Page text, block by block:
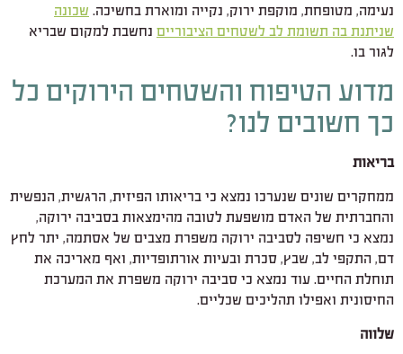
נעימה, מטופחת, מוקפת ירוק, נקייה ומוארת בחשיכה. שכונה
שניתנת בה תשומת לב לשטחים הציבוריים נחשבת למקום שבריא
לגור בו.
מדוע הטיפוח והשטחים הירוקים כל
כך חשובים לנו?
בריאות
ממחקרים שונים שנערכו נמצא כי בריאותו הפיזית, הרגשית, הנפשית
והחברתית של האדם מושפעת לטובה מהימצאות בסביבה ירוקה,
נמצא כי חשיפה לסביבה ירוקה משפרת מצבים של אסתמה, יתר לחץ
דם, התקפי לב, שבץ, סכרת ובעיות אורתופדיות, ואף מאריכה את
תוחלת החיים. עוד נמצא כי סביבה ירוקה משפרת את המערכת
החיסונית ואפילו תהליכים שכליים.
שלווה